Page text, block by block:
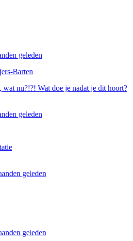
geleden
Barten
wat nu?!?! Wat doe je nadat je dit hoort?
geleden
geleden
geleden